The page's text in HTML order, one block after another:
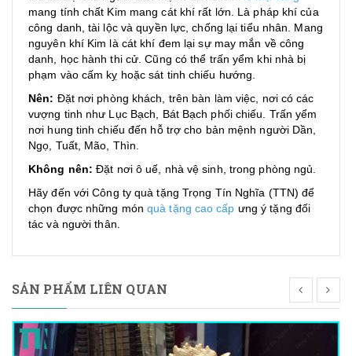
mang tính chất Kim mang cát khí rất lớn. Là pháp khí của
công danh, tài lộc và quyền lực, chống lại tiểu nhân. Mang
nguyên khí Kim là cát khí đem lại sự may mắn về công
danh, học hành thi cử. Cũng có thể trấn yểm khi nhà bị
phạm vào cấm kỵ hoặc sát tinh chiếu hướng.
Nên: Đặt nơi phòng khách, trên bàn làm việc, nơi có các
vượng tinh như Lục Bạch, Bát Bạch phối chiếu. Trấn yểm
nơi hung tinh chiếu đến hỗ trợ cho bản mệnh người Dần,
Ngọ, Tuất, Mão, Thìn.
Không nên: Đặt nơi ô uế, nhà vệ sinh, trong phòng ngủ.
Hãy đến vớiCông ty quà tặng Trọng Tín Nghĩa (TTN) để
chọn được những món quà tặng cao cấp ưng ý tặng đối
tác và người thân.
SẢN PHẨM LIÊN QUAN